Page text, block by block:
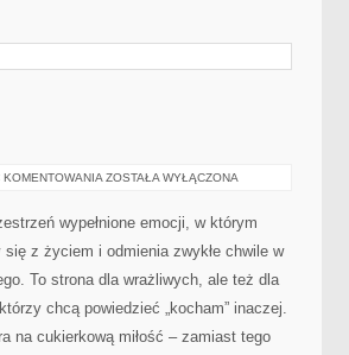
SZCZĘŚCIE
ZOSTAŁA WYŁĄCZONA
wypełnione emocji, w którym
się z życiem i odmienia zwykłe chwile w
To strona dla wrażliwych, ale też dla
chcą powiedzieć „kocham” inaczej.
na cukierkową miłość – zamiast tego